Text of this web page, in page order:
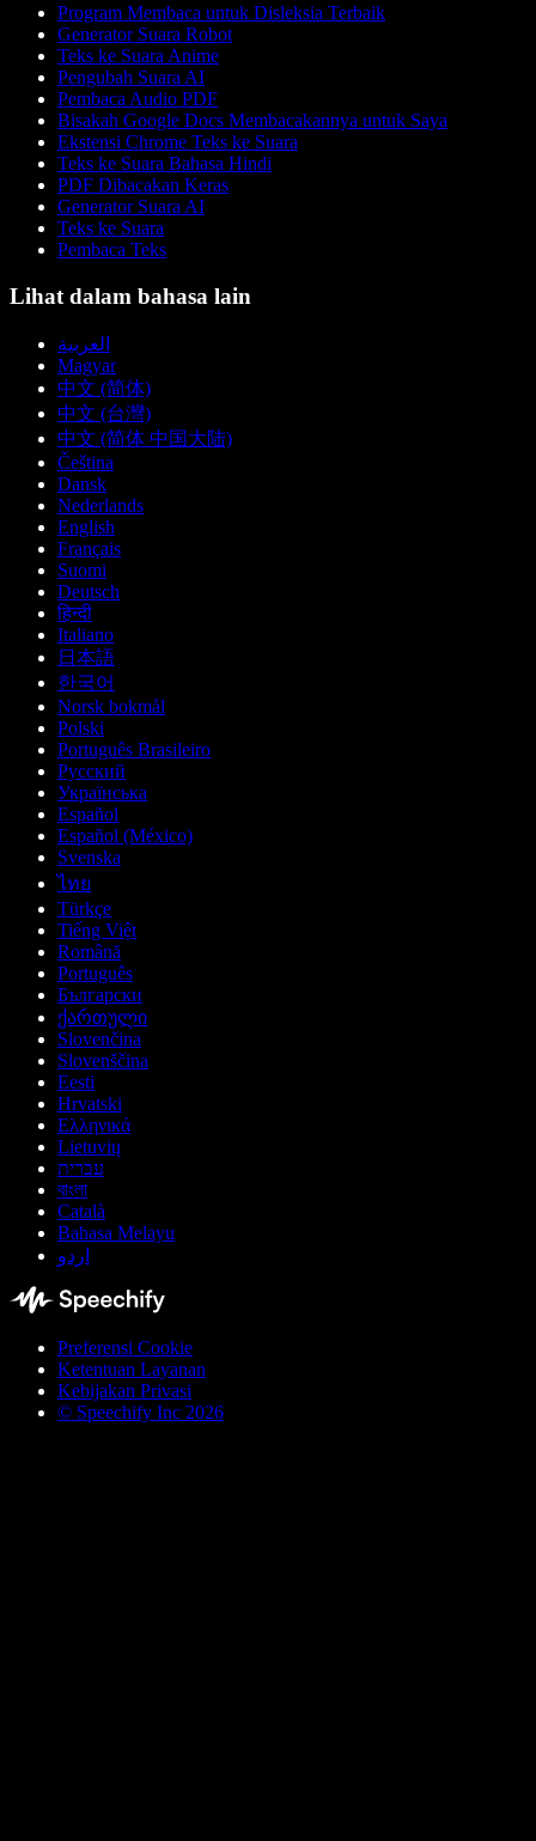
Program Membaca untuk Disleksia Terbaik
Generator Suara Robot
Teks ke Suara Anime
Pengubah Suara AI
Pembaca Audio PDF
Bisakah Google Docs Membacakannya untuk Saya
Ekstensi Chrome Teks ke Suara
Teks ke Suara Bahasa Hindi
PDF Dibacakan Keras
Generator Suara AI
Teks ke Suara
Pembaca Teks
Lihat dalam bahasa lain
العربية
Magyar
中文 (简体)
中文 (台灣)
中文 (简体 中国大陆)
Čeština
Dansk
Nederlands
English
Français
Suomi
Deutsch
हिन्दी
Italiano
日本語
한국어
Norsk bokmål
Polski
Português Brasileiro
Русский
Українська
Español
Español (México)
Svenska
ไทย
Türkçe
Tiếng Việt
Română
Português
Български
ქართული
Slovenčina
Slovenščina
Eesti
Hrvatski
Ελληνικά
Lietuvių
עברית
বাংলা
Català
Bahasa Melayu
اردو
Preferensi Cookie
Ketentuan Layanan
Kebijakan Privasi
© Speechify Inc 2026